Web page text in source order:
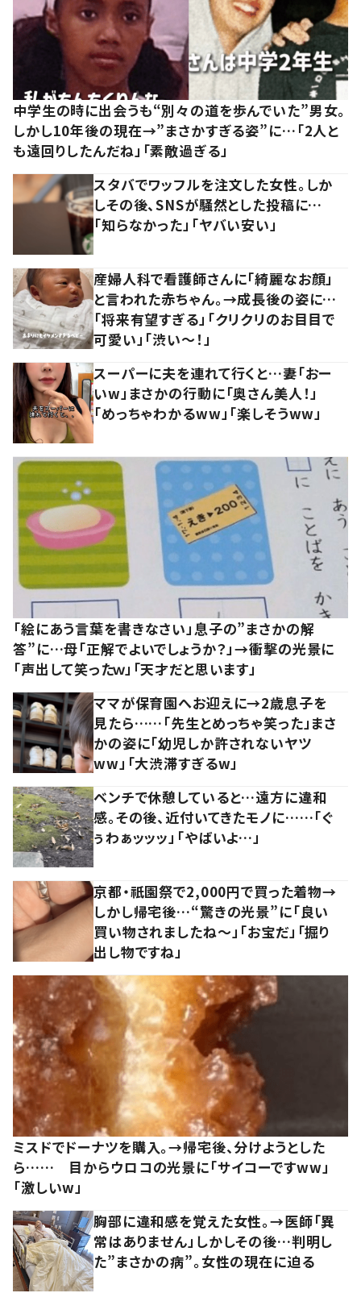
中学生の時に出会うも“別々の道を歩んでいた”男女。
しかし10年後の現在→”まさかすぎる姿”に…「2人と
も遠回りしたんだね」「素敵過ぎる」
スタバでワッフルを注文した女性。しか
しその後、SNSが騒然とした投稿に…
「知らなかった」「ヤバい安い」
産婦人科で看護師さんに「綺麗なお顔」
と言われた赤ちゃん。→成長後の姿に…
「将来有望すぎる」「クリクリのお目目で
可愛い」「渋い～！」
スーパーに夫を連れて行くと…妻「おー
いw」まさかの行動に「奥さん美人！」
「めっちゃわかるww」「楽しそうww」
「絵にあう言葉を書きなさい」息子の”まさかの解
答”に…母「正解でよいでしょうか？」→衝撃の光景に
「声出して笑ったｗ」「天才だと思います」
ママが保育園へお迎えに→2歳息子を
見たら……「先生とめっちゃ笑った」まさ
かの姿に「幼児しか許されないヤツ
ww」「大渋滞すぎるw」
ベンチで休憩していると…遠方に違和
感。その後、近付いてきたモノに……「ぐ
ぅわぁッッッ」「やばいよ…」
京都・祇園祭で2,000円で買った着物→
しかし帰宅後…“驚きの光景”に「良い
買い物されましたね～」「お宝だ」「掘り
出し物ですね」
ミスドでドーナツを購入。→帰宅後、分けようとした
ら…… 目からウロコの光景に「サイコーですww」
「激しいw」
胸部に違和感を覚えた女性。→医師「異
常はありません」しかしその後…判明し
た”まさかの病”。女性の現在に迫る